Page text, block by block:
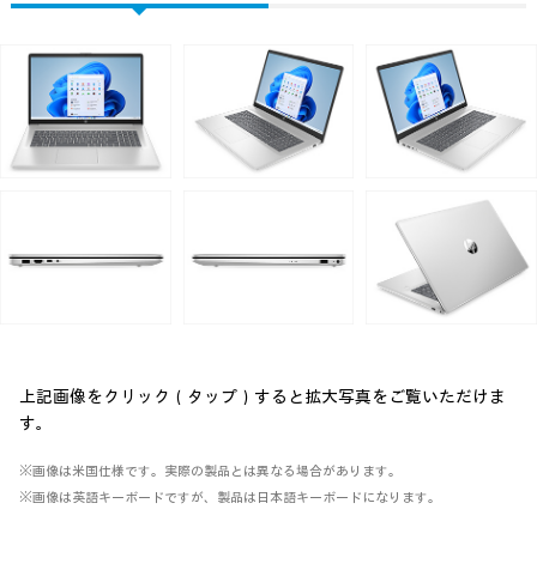
上記画像をクリック（タップ）すると拡大写真をご覧いただけま
す。
※画像は米国仕様です。実際の製品とは異なる場合があります。
※画像は英語キーボードですが、製品は日本語キーボードになります。